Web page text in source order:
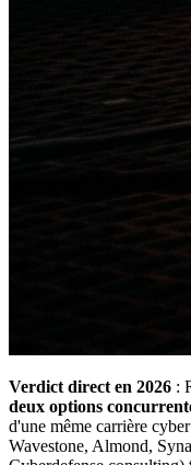
Verdict direct en 2026 :
deux options
d'une même carrière
Wavestone, Almond,